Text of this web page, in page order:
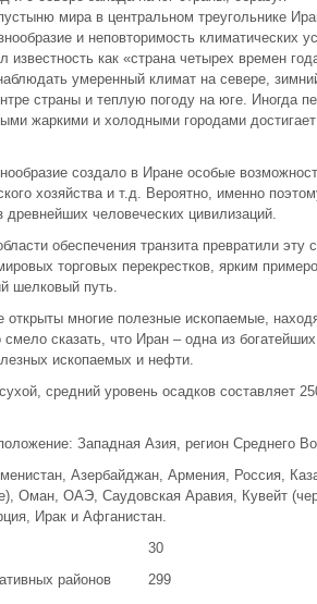
мира в центральном треугольнике
и неповторимость климатических
известность как «страна четырех времен
умеренный климат на севере,
страны и теплую погоду на юге. Иногда
жаркими и холодными городами
создало в Иране особые
хозяйства и т.д. Вероятно, именно
древнейших человеческих цивилизаций.
обеспечения транзита превратили эту
торговых перекрестков, ярким
шелковый путь.
открыты многие полезные ископаемые,
сказать, что Иран – одна из
ископаемых и нефти.
средний уровень осадков составляет
Западная Азия, регион Среднего
Азербайджан, Армения, Россия,
Оман, ОАЭ, Саудовская Аравия, Кувейт
Ирак и Афганистан.
30
районов
299